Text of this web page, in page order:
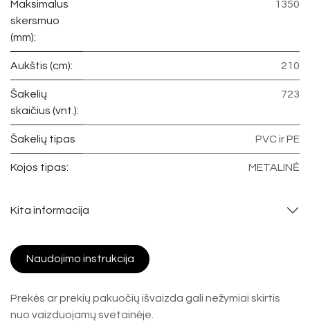
Maksimalus
skersmuo
(mm):
1350
Aukštis (cm): 210
Šakelių
skaičius (vnt.):
723
Šakelių tipas PVC ir PE
Kojos tipas: METALINĖ
Kita informacija
Naudojimo instrukcija
Prekės ar prekių pakuočių išvaizda gali nežymiai skirtis
nuo vaizduojamų svetainėje.